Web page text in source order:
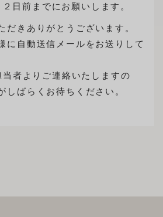
方
法
ス用品
日前までにお願いします。
だきありがとうございます。
に自動送信メールをお送りして
者よりご連絡いたしますの
しばらくお待ちください。